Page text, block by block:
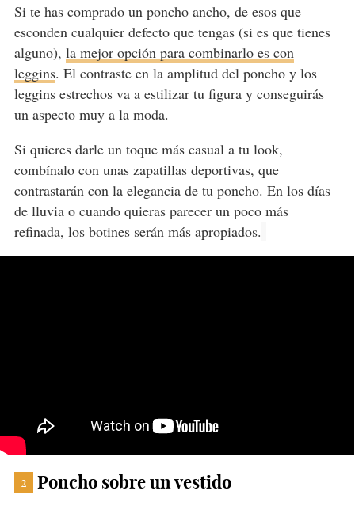
Si te has comprado un poncho ancho, de esos que
esconden cualquier defecto que tengas (si es que tienes
alguno), la mejor opción para combinarlo es con
leggins. El contraste en la amplitud del poncho y los
leggins estrechos va a estilizar tu figura y conseguirás
un aspecto muy a la moda.
Si quieres darle un toque más casual a tu look,
combínalo con unas zapatillas deportivas, que
contrastarán con la elegancia de tu poncho. En los días
de lluvia o cuando quieras parecer un poco más
refinada, los botines serán más apropiados.
2 Poncho sobre un vestido